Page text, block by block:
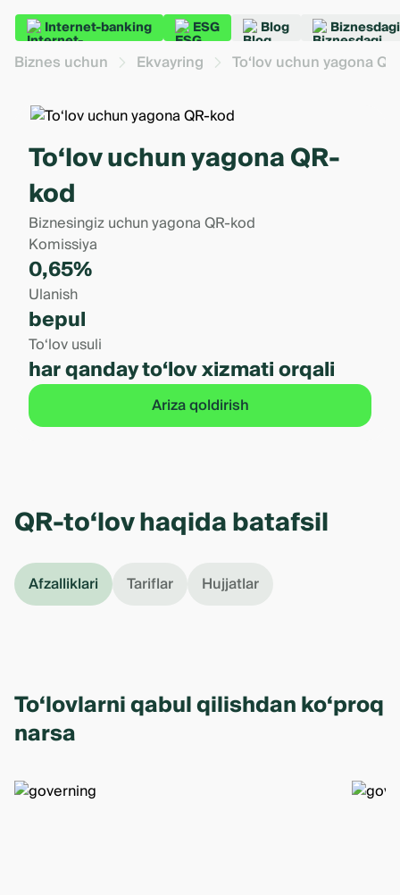
Internet-banking ESG Blog
Biznes uchun Ekvayring To‘lov uchun yagona
To‘lov uchun yagona QR-
kod
Biznesingiz uchun yagona QR-kod
Komissiya
0,65%
Ulanish
bepul
To‘lov usuli
har qanday to‘lov xizmati orqali
Ariza qoldirish
QR-to‘lov haqida batafsil
Afzalliklari Tariflar Hujjatlar
To‘lovlarni qabul qilishdan ko‘proq
narsa